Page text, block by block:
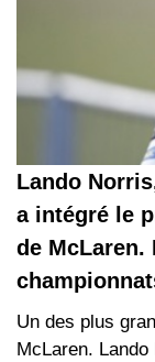
Lando
a intégré le
de
Un des plus
McLaren.